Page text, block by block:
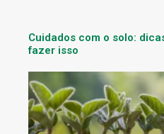
Cuidados com o solo:
fazer isso